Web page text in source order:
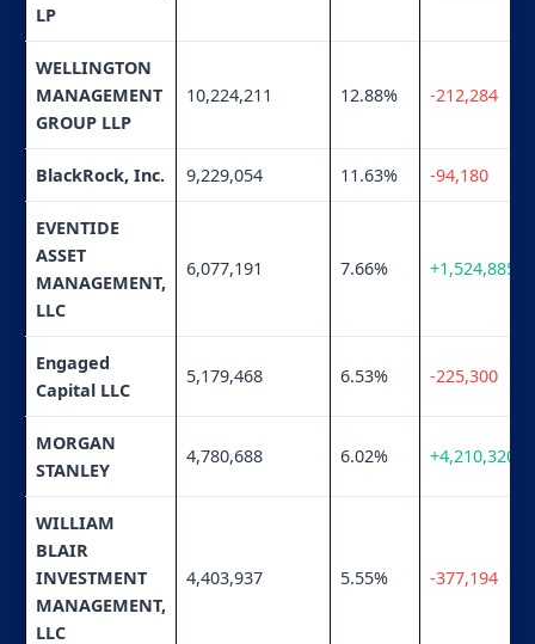
LP
WELLINGTON
MANAGEMENT
GROUP LLP
10,224,211 12.88% -212,284
BlackRock, Inc. 9,229,054 11.63% -94,180
EVENTIDE
ASSET
MANAGEMENT,
LLC
6,077,191 7.66% +1,524,885
Engaged
Capital LLC
5,179,468 6.53% -225,300
MORGAN
STANLEY
4,780,688 6.02% +4,210,320
WILLIAM
BLAIR
INVESTMENT
MANAGEMENT,
LLC
4,403,937 5.55% -377,194